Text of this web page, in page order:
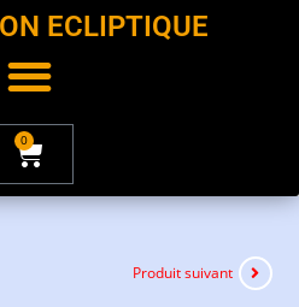
ECLIPTIQUE
0
Produit suivant